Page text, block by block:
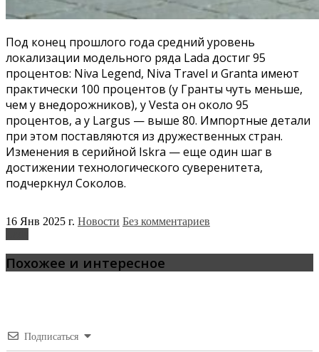
Под конец прошлого года средний уровень
локализации модельного ряда Lada достиг 95
процентов: Niva Legend, Niva Travel и Granta имеют
практически 100 процентов (у Гранты чуть меньше,
чем у внедорожников), у Vesta он около 95
процентов, а у Largus — выше 80. Импортные детали
при этом поставляются из дружественных стран.
Изменения в серийной Iskra — еще один шаг в
достижении технологического суверенитета,
подчеркнул Соколов.
16 Янв 2025 г. Новости Без комментариев
Похожее и интересное
Подписаться